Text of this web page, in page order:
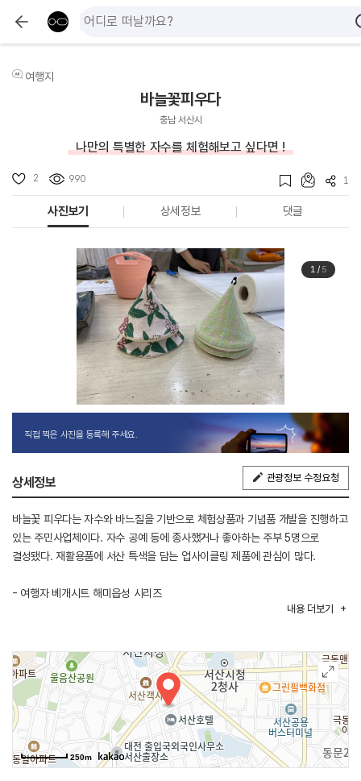
여행지
바늘꽃피우다
충남 서산시
나만의 특별한 자수를 체험해보고 싶다면 !
2 990 1
사진보기 상세정보 댓글
1/ 5
직접 찍은 사진을 등록해 주세요.
상세정보 관광정보 수정요청
​바늘꽃 피우다는 자수와 바느질을 기반으로 체험상품과 기념품 개발을 진행하고
있는 주민사업체이다. 자수 공예 등에 종사했거나 좋아하는 주부 5명으로
결성됐다. 재활용품에 서산 특색을 담는 업사이클링 제품에 관심이 많다.
- 여행자 베개시트 해미읍성 시리즈
서산의 대표 관광지인 해미읍성을 자수로 담아낸 베개시트 제품. 여행을 자주
사용해 훨씬 더 위생적이며 편리함과 실용성까지 담아낸 수공예 기념품.
- 상품명 : 수공예 체험 (작품 상담 후 가격 책정)
텀블러백, 동전지갑, 파우치, 티 코스터, 앞치마, 주방장갑 등등 다양한 상품을
직접 제작하고 자수도 놓을 수 있는 1대 1 수공예 체험프로그램. 천을 선택하는
것에서부터 디자인, 실 선택까지 자유롭게 나만의 상품 제작 가능.
내용 더보기
250m